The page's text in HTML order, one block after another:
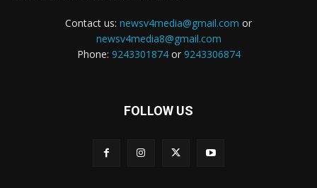
Contact us: newsv4media@gmail.com or
newsv4media8@gmail.com
Phone: 9243301874or 9243306874
FOLLOW US